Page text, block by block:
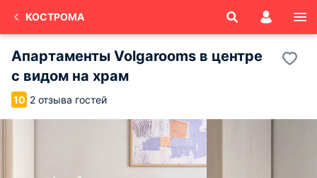
КОСТРОМА
Апартаменты Volgarooms в центре
с видом на храм
10 2 отзыва гостей